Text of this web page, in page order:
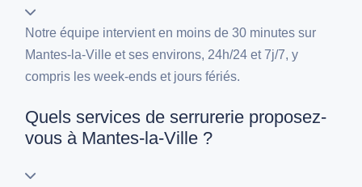
Notre équipe intervient en moins de 30 minutes sur
Mantes-la-Ville et ses environs, 24h/24 et 7j/7, y
compris les week-ends et jours fériés.
Quels services de serrurerie proposez-
vous à Mantes-la-Ville ?